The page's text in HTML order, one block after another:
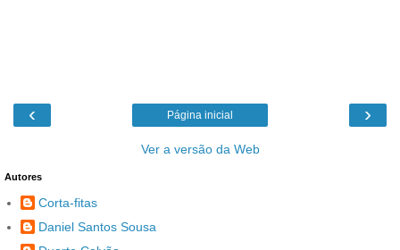
‹ ›
Página inicial
Ver a versão da Web
Autores
Corta-fitas
Daniel Santos Sousa